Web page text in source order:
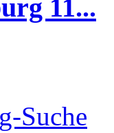
11...
Suche